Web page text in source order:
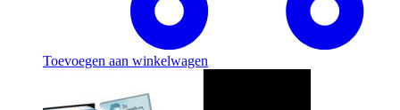
Toevoegen aan winkelwagen